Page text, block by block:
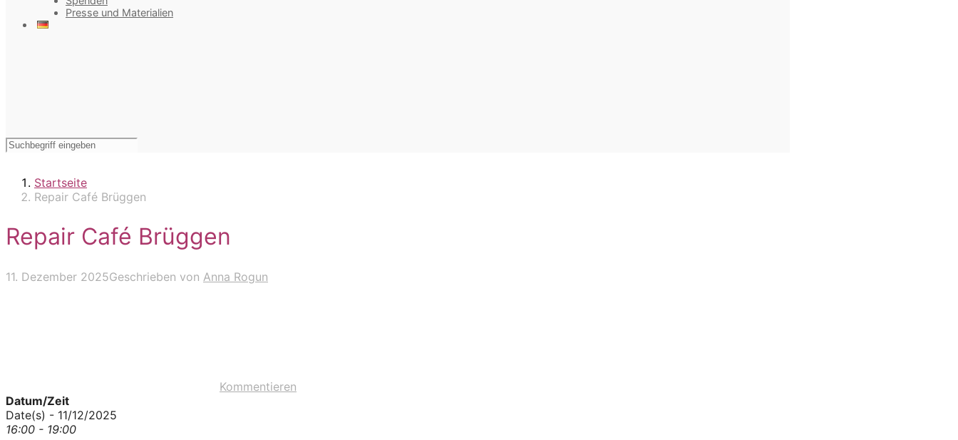
Presse und Materialien
Startseite
Repair Café Brüggen
Repair Café Brüggen
11. Dezember 2025Geschrieben von Anna Rogun
Kommentieren
Datum/Zeit
Date(s) - 11/12/2025
16:00 - 19:00